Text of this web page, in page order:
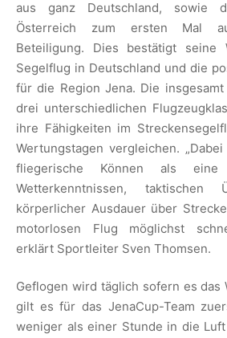
aus ganz Deutschland, sowie
Österreich zum ersten Mal
Beteiligung. Dies bestätigt seine
Segelflug in Deutschland und die
für die Region Jena. Die
drei unterschiedlichen
ihre Fähigkeiten im
Wertungstagen vergleichen.
fliegerische Können als eine
Wetterkenntnissen, taktischen
körperlicher Ausdauer über
motorlosen Flug möglichst
erklärt Sportleiter Sven Thomsen.
Geflogen wird täglich sofern es das
gilt es für das JenaCup-Team
weniger als einer Stunde in die